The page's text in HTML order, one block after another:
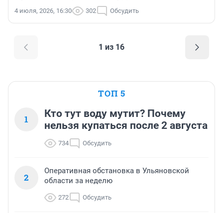
4 июля, 2026, 16:30 302 Обсудить
1 из 16
ТОП 5
1
Кто тут воду мутит? Почему
нельзя купаться после 2 августа
734 Обсудить
2
Оперативная обстановка в Ульяновской
области за неделю
272 Обсудить